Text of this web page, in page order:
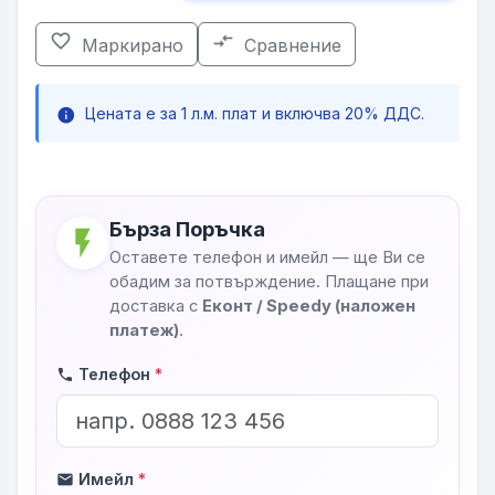
favorite_border Маркирано compare_arrows Сравнение
info Цената е за 1 л.м. плат и включва 20% ДДС.
flash_on Бърза Поръчка
Оставете телефон и имейл — ще Ви се
обадим за потвърждение. Плащане при
доставка с Еконт / Speedy (наложен
платеж).
phone Телефон *
mail Имейл *